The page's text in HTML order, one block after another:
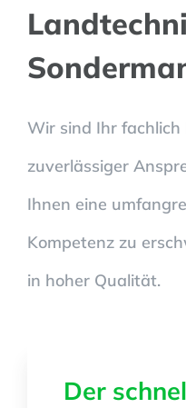
Wir sind Ihr
zuverlässiger
Ihnen eine
Kompetenz zu
in hoher Qualität.
Der